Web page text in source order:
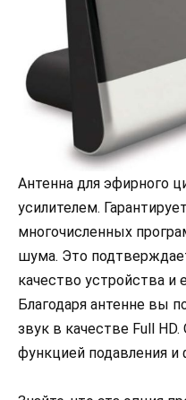
Антенна для эфирного
усилителем.
многочисленных
шума. Это
качество устройства и
Благодаря антенне вы
звук в качестве Full
функцией подавления